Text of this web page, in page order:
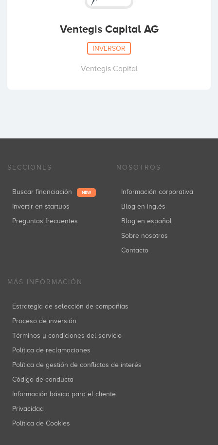
Ventegis Capital AG
INVERSOR
Ventegis Capital
SECCIONES
Buscar financiación NEW
Invertir en startups
Preguntas frecuentes
NOSOTROS
Información corporativa
Blog en inglés
Blog en español
Sobre nosotros
Contacto
MÁS INFORMACIÓN
Estrategia de selección de compañías
Proceso de inversión
Términos y condiciones del servicio
Política de reclamaciones
Política de gestión de conflictos de interés
Código de conducta
Información básica para el cliente
Privacidad
Política de Cookies